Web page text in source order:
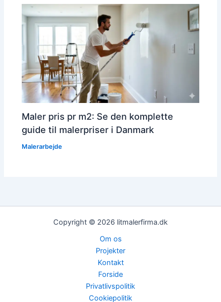
Maler pris pr m2: Se den komplette
guide til malerpriser i Danmark
Malerarbejde
Copyright © 2026 litmalerfirma.dk
Om os
Projekter
Kontakt
Forside
Privatlivspolitik
Cookiepolitik